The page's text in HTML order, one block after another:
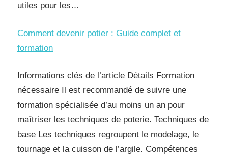
utiles pour les…
Comment devenir potier : Guide complet et
formation
Informations clés de l’article Détails Formation
nécessaire Il est recommandé de suivre une
formation spécialisée d’au moins un an pour
maîtriser les techniques de poterie. Techniques de
base Les techniques regroupent le modelage, le
tournage et la cuisson de l’argile. Compétences